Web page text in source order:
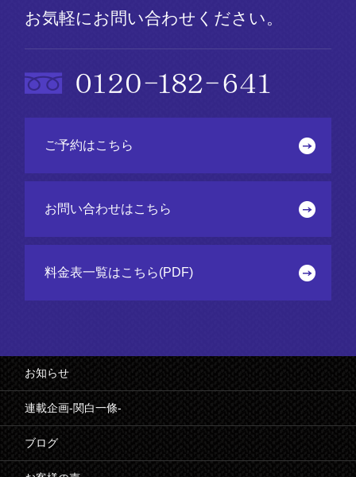
お気軽にお問い合わせください。
ご予約はこちら
お問い合わせはこちら
料金表一覧はこちら(PDF)
お知らせ
連載企画-関白一條-
ブログ